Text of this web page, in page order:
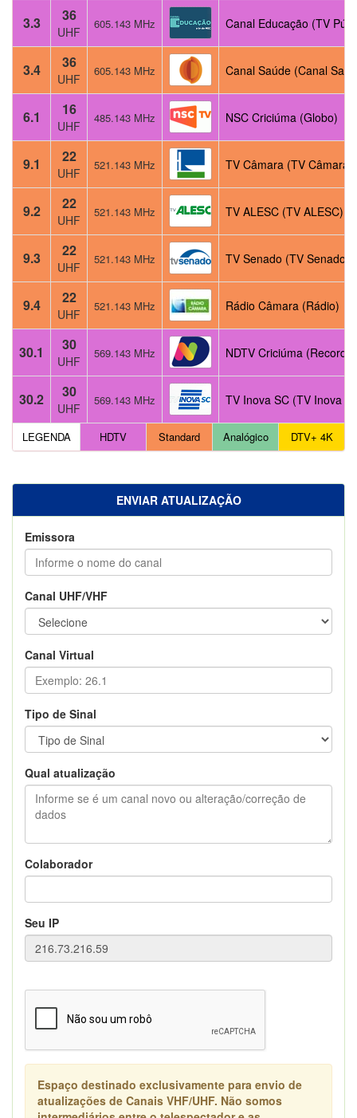
3.3 36
UHF
605.143 MHz Canal Educação (TV
3.4 36
UHF
605.143 MHz Canal Saúde (Canal
6.1 16
UHF
485.143 MHz NSC Criciúma (Globo)
9.1 22
UHF
521.143 MHz TV Câmara (TV Câmara)
9.2 22
UHF
521.143 MHz TV ALESC (TV ALESC)
9.3 22
UHF
521.143 MHz TV Senado (TV Senado)
9.4 22
UHF
521.143 MHz Rádio Câmara (Rádio)
30.1 30
UHF
569.143 MHz NDTV Criciúma (Record)
30.2 30
UHF
569.143 MHz TV Inova SC (TV Inova
LEGENDA HDTV Standard Analógico DTV+ 4K
ENVIAR ATUALIZAÇÃO
Emissora
Canal UHF/VHF
Canal Virtual
Tipo de Sinal
Qual atualização
Colaborador
Seu IP
Espaço destinado exclusivamente para envio de
atualizações de Canais VHF/UHF. Não somos